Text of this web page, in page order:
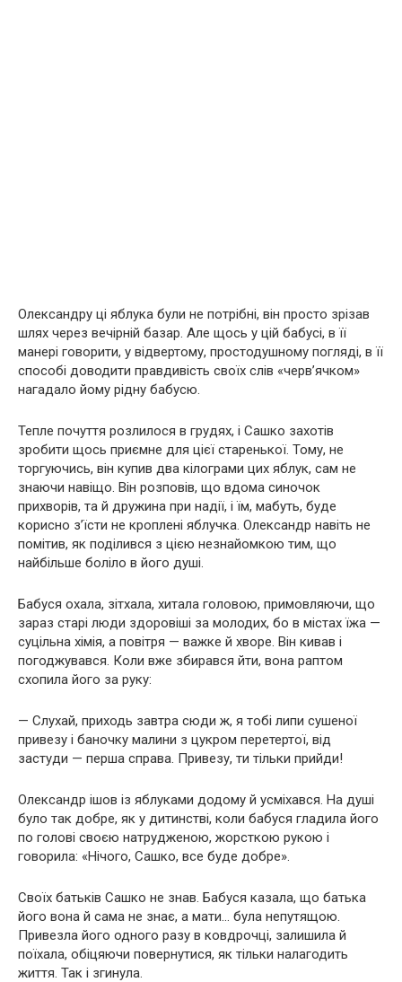
Олександру ці яблука були не потрібні, він просто зрізав
шлях через вечірній базар. Але щось у цій бабусі, в її
манері говорити, у відвертому, простодушному погляді, в її
способі доводити правдивість своїх слів «черв’ячком»
нагадало йому рідну бабусю.
Тепле почуття розлилося в грудях, і Сашко захотів
зробити щось приємне для цієї старенької. Тому, не
торгуючись, він купив два кілограми цих яблук, сам не
знаючи навіщо. Він розповів, що вдома синочок
прихворів, та й дружина при надії, і їм, мабуть, буде
корисно з’їсти не кроплені яблучка. Олександр навіть не
помітив, як поділився з цією незнайомкою тим, що
найбільше боліло в його душі.
Бабуся охала, зітхала, хитала головою, примовляючи, що
зараз старі люди здоровіші за молодих, бо в містах їжа —
суцільна хімія, а повітря — важке й хворе. Він кивав і
погоджувався. Коли вже збирався йти, вона раптом
схопила його за руку:
— Слухай, приходь завтра сюди ж, я тобі липи сушеної
привезу і баночку малини з цукром перетертої, від
застуди — перша справа. Привезу, ти тільки прийди!
Олександр ішов із яблуками додому й усміхався. На душі
було так добре, як у дитинстві, коли бабуся гладила його
по голові своєю натрудженою, жорсткою рукою і
говорила: «Нічого, Сашко, все буде добре».
Своїх батьків Сашко не знав. Бабуся казала, що батька
його вона й сама не знає, а мати… була непутящою.
Привезла його одного разу в ковдрочці, залишила й
поїхала, обіцяючи повернутися, як тільки налагодить
життя. Так і згинула.